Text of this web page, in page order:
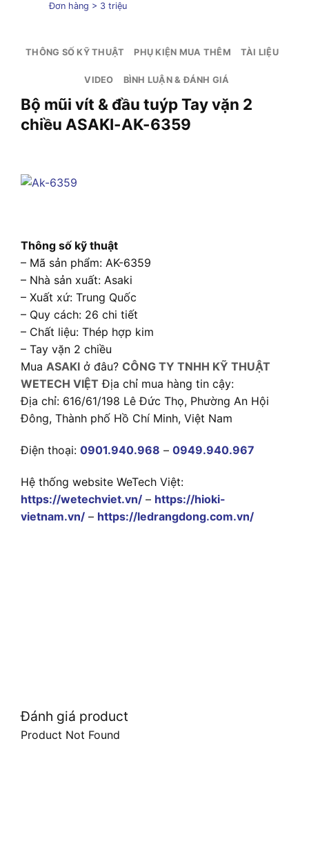
Đơn hàng > 3 triệu
THÔNG SỐ KỸ THUẬT PHỤ KIỆN MUA THÊM TÀI LIỆU
VIDEO BÌNH LUẬN & ĐÁNH GIÁ
Bộ mũi vít & đầu tuýp Tay vặn 2
chiều ASAKI-AK-6359
Thông số kỹ thuật
– Mã sản phẩm: AK-6359
– Nhà sản xuất: Asaki
– Xuất xứ: Trung Quốc
– Quy cách: 26 chi tiết
– Chất liệu: Thép hợp kim
– Tay vặn 2 chiều
Mua ASAKI ở đâu? CÔNG TY TNHH KỸ THUẬT
WETECH VIỆT Địa chỉ mua hàng tin cậy:
Địa chỉ: 616/61/198 Lê Đức Thọ, Phường An Hội
Đông, Thành phố Hồ Chí Minh, Việt Nam
Điện thoại: 0901.940.968 – 0949.940.967
Hệ thống website WeTech Việt:
https://wetechviet.vn/ – https://hioki-
vietnam.vn/ – https://ledrangdong.com.vn/
Đánh giá product
Product Not Found